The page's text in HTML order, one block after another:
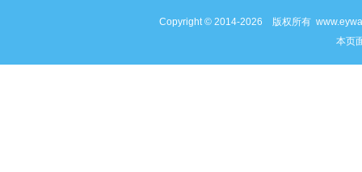
Copyright © 2014-2026 版权所有
本页